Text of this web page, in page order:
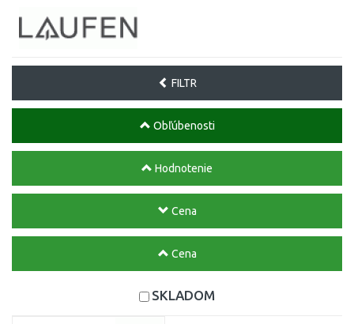
FILTR
Obľúbenosti
Hodnotenie
Cena
Cena
SKLADOM